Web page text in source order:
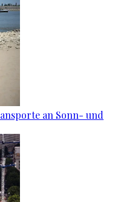
an Sonn- und